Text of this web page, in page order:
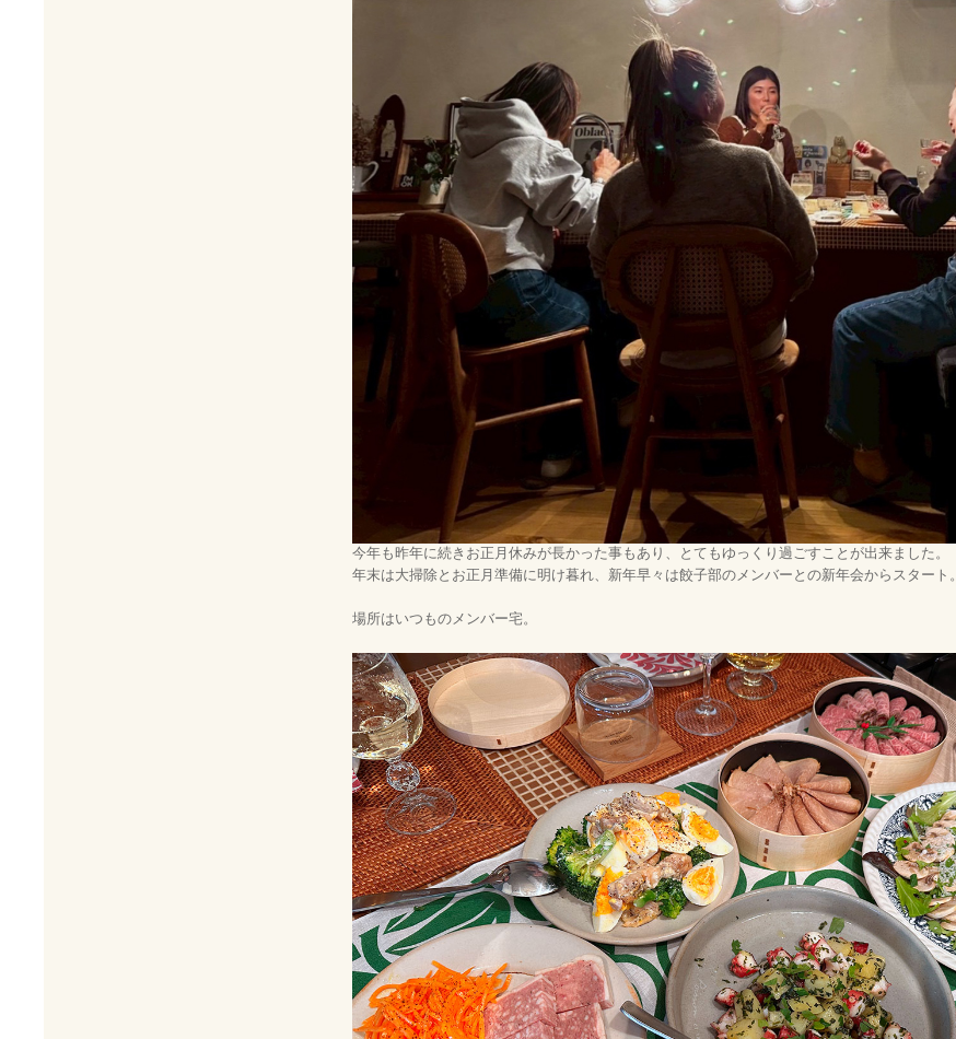
今年も昨年に続きお正月休みが長かった事もあり、とてもゆっくり過ごすことが出来ました。
年末は大掃除とお正月準備に明け暮れ、新年早々は餃子部のメンバーとの新年会からスタート。
場所はいつものメンバー宅。